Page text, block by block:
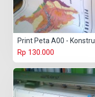
Rp 130.000